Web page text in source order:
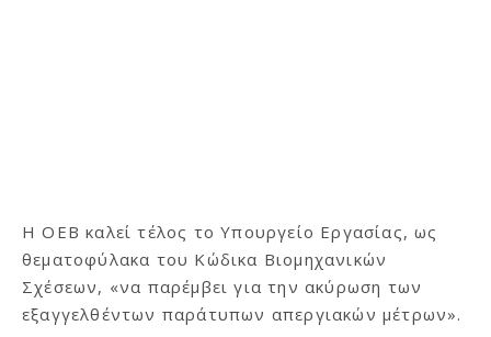
Η ΟΕΒ καλεί τέλος το Υπουργείο Εργασίας, ως
θεματοφύλακα του Κώδικα Βιομηχανικών
Σχέσεων, «να παρέμβει για την ακύρωση των
εξαγγελθέντων παράτυπων απεργιακών μέτρων».